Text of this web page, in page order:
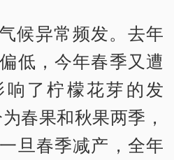
候异常频发。去年
低，今年春季又遭
响了柠檬花芽的发
春果和秋果两季，
旦春季减产，全年